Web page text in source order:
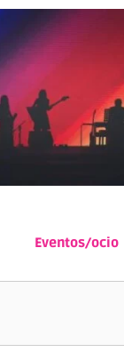
Eventos/ocio